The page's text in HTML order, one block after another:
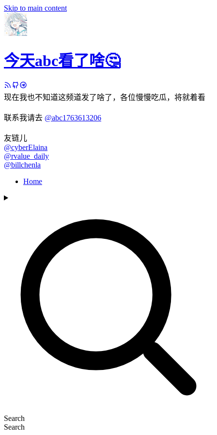
Skip to main content
今天abc看了啥🤔
现在我也不知道这频道发了啥了，各位慢慢吃瓜，将就着看
联系我请去 @abc1763613206
友链儿
@cyberElaina
@rvalue_daily
@billchenla
Home
Search
Search